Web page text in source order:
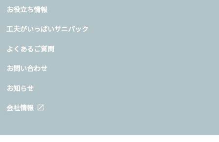
お役立ち情報
工夫がいっぱいサニパック
よくあるご質問
お問い合わせ
お知らせ
会社情報